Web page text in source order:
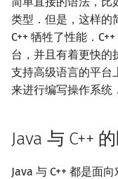
类型．但是，这样的
C++ 牺牲了性能．
台，并且有着更快的
支持高级语言的平台
来进行编写操作系统．
Java 与 C++
Java 与 C++ 都是面